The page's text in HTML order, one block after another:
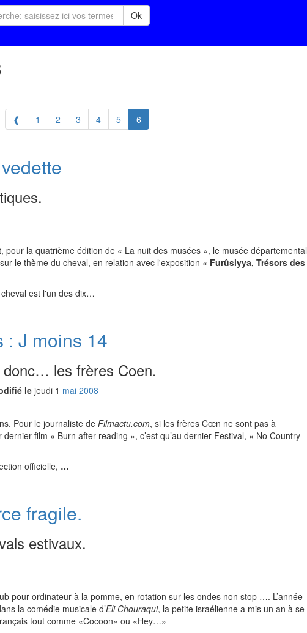
Ok
❰ 1 2 3 4 5 6
pour la quatrième édition de « La nuit des musées », le musée départemental
le thème du cheval, en relation avec l'exposition « Furûsiyya, Trésors des
est l'un des dix…
: J moins 14
donc… les frères Coen.
le jeudi 1 mai 2008
Pour le journaliste de Filmactu.com, si les frères Cœn ne sont pas à
film « Burn after reading », c’est qu’au dernier Festival, « No Country
officielle, …
fragile.
estivaux.
pour ordinateur à la pomme, en rotation sur les ondes non stop …. L’année
la comédie musicale d’Eli Chouraqui, la petite israélienne a mis un an à se
tout comme Cocoon ou
Hey…